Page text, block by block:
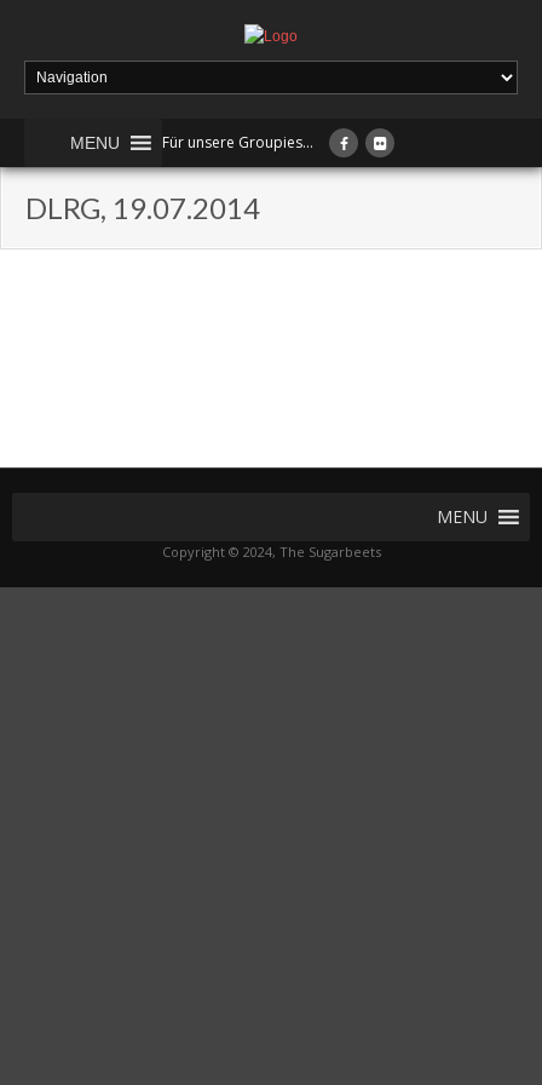
MENU Für unsere Groupies...
DLRG, 19.07.2014
MENU
Copyright © 2024, The Sugarbeets